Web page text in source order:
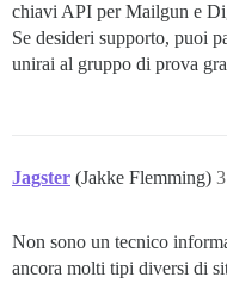
chiavi API per Mailgun e
Se desideri supporto, puoi
unirai al gruppo di prova
Jagster (Jakke Flemming) 3
Non sono un tecnico
ancora molti tipi diversi di